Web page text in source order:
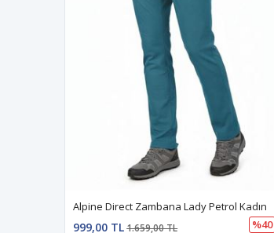
Alpine Direct Zambana Lady Petrol Kadın
999,00 TL1.659,00 TL %40